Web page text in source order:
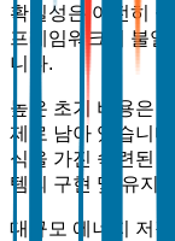
확실성은 여전히
프레임워크의 불
니다.
높은 초기 비용은
제로 남아 있습니
식을 가진 숙련된
템의 구현 및 유지
대규모 에너지 저